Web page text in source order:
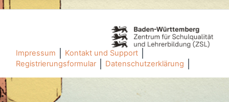
Impressum
Kontakt und Support
Registrierungsformular
Datenschutzerklärung